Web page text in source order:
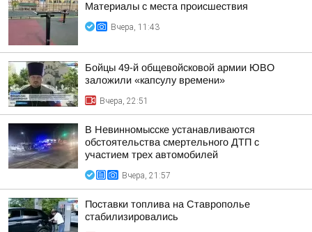
Материалы с места происшествия
Вчера, 11:43
Бойцы 49-й общевойсковой армии ЮВО
заложили «капсулу времени»
Вчера, 22:51
В Невинномысске устанавливаются
обстоятельства смертельного ДТП с
участием трех автомобилей
Вчера, 21:57
Поставки топлива на Ставрополье
стабилизировались